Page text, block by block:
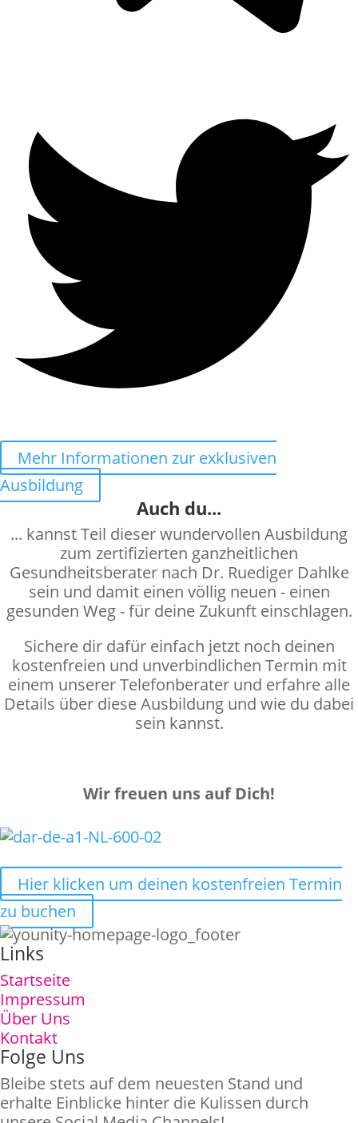
Mehr Informationen zur exklusiven
Ausbildung
Auch du...
... kannst Teil dieser wundervollen Ausbildung
zum zertifizierten ganzheitlichen
Gesundheitsberater nach Dr. Ruediger Dahlke
sein und damit einen völlig neuen - einen
gesunden Weg - für deine Zukunft einschlagen.
Sichere dir dafür einfach jetzt noch deinen
kostenfreien und unverbindlichen Termin mit
einem unserer Telefonberater und erfahre alle
Details über diese Ausbildung und wie du dabei
sein kannst.
Wir freuen uns auf Dich!
Hier klicken um deinen kostenfreien Termin
zu buchen
Links
Startseite
Impressum
Über Uns
Kontakt
Folge Uns
Bleibe stets auf dem neuesten Stand und
erhalte Einblicke hinter die Kulissen durch